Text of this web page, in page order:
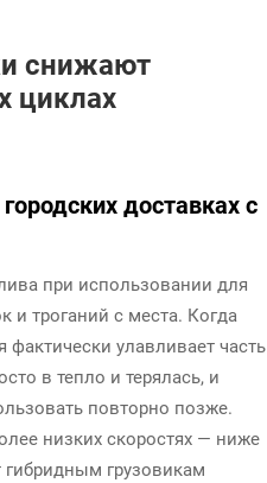
снижают
циклах
доставках с
при использовании для
и троганий с места. Когда
фактически улавливает часть
в тепло и терялась, и
повторно позже.
низких скоростях — ниже
гибридным грузовикам